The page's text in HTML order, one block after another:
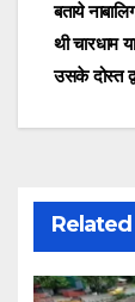
बताये
थी चारधाम
उसके दोस्त